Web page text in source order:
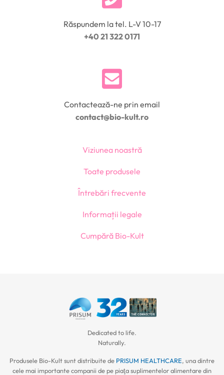
Răspundem la tel. L-V 10-17
+40 21 322 0171
Contactează-ne prin email
contact@bio-kult.ro
Viziunea noastră
Toate produsele
Întrebări frecvente
Informații legale
Cumpără Bio-Kult
Dedicated to life.
Naturally.
Produsele Bio-Kult sunt distribuite de PRISUM HEALTHCARE, una dintre
cele mai importante companii de pe piaţa suplimentelor alimentare din